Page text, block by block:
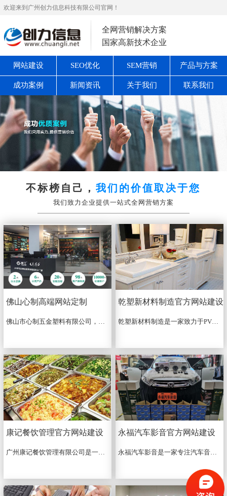
欢迎来到广州创力信息科技有限公司官网！
全网营销解决方案
国家高新技术企业
网站建设 SEO优化 SEM营销 产品与方案
成功案例 新闻资讯 关于我们 联系我们
不标榜自己，我们的价值取决于您
我们致力企业提供一站式全网营销方案
佛山心制高端网站定制
佛山市心制五金塑料有限公司，位于佛山市南海区，是一家历史悠久的专业开发、生产手动工具及工具箱.包.收纳盒的制品厂。2020年10月与我司签订高端网站定制项目，从签约到网站解析成功，历时一个月，最终圆满收官。...
乾塑新材料制造官方网站建设
乾塑新材料制造是一家致力于PVC塑胶床板、PVC发泡板、PVC装饰板、PVC浮雕板、PVC建筑模板的研制、生产、销售于一体的生产厂家。...
康记餐饮管理官方网站建设
广州康记餐饮管理有限公司是一家已经通过ISO9001：2000国际体系认证，ISO9001：2008质量管理体系认证，从事珠三角大中小型企业、学校和机关单位等的食堂承包、食堂管理，饮食服务，餐饮服务，膳食管理等的咨询、设计、承包的专业机构。...
永福汽车影音官方网站建设
永福汽车影音是一家专注汽车音响、汽车贴膜、车衣改色、美国龙膜、大能隔音、360全景、记录仪、飞歌导航、卡仕达导航一站式汽车改装服务中心...